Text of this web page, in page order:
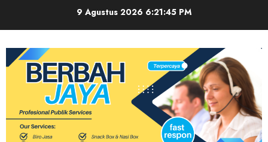
9 Agustus 2026 6:21:46 PM